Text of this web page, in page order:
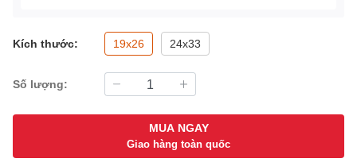
Kích thước: 19x26 24x33
Số lượng:
MUA NGAY
Giao hàng toàn quốc